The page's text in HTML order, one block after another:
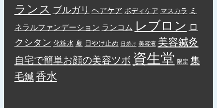
ランス ブルガリ ヘアケア ボディケア マスカラ ミ
ネラルファンデーション ランコム レブロン ロ
クシタン 化粧水 夏 日やけ止め 日焼け 美容液 美容鍼灸
自宅で簡単お顔の美容ツボ 資生堂 限定 集
毛鍼香水